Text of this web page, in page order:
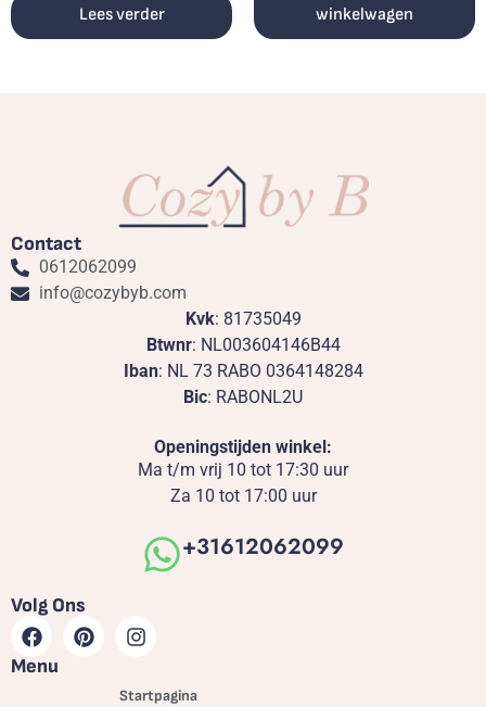
Lees verder
winkelwagen
Contact
0612062099
info@cozybyb.com
Kvk: 81735049
Btwnr: NL003604146B44
Iban: NL 73 RABO 0364148284
Bic: RABONL2U
Openingstijden winkel:
Ma t/m vrij 10 tot 17:30 uur
Za 10 tot 17:00 uur
+31612062099
Volg Ons
Menu
Startpagina